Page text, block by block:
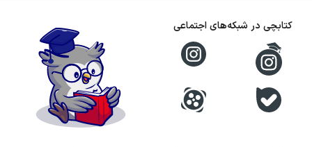
کتابچی در شبکه‌های اجتماعی